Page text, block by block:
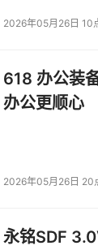
2026年05月26日 10
618 办公装
办公更顺心
2026年05月26日 20
永铭SDF